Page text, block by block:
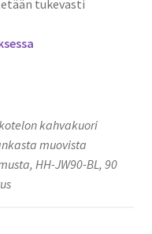
tukevasti
kahvakuori
muovista
HH-JW90-BL, 90